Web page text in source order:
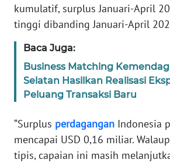
kumulatif, surplus Januari-April
tinggi dibanding Januari-April
Baca Juga:
Business Matching
Selatan Hasilkan Realisasi
Peluang Transaksi Baru
“Surplus perdagangan Indonesia
mencapai USD 0,16 miliar.
tipis, capaian ini masih
INFO
IKLAN
KAMI
PEDOMAN
SIBER
REDAKSI